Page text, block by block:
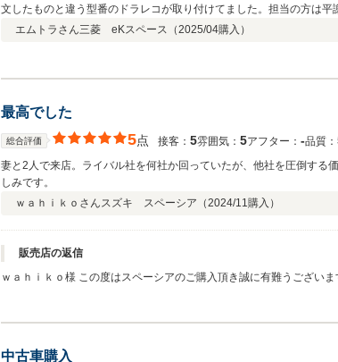
文したものと違う型番のドラレコが取り付けてました。担当の方は平
エムトラさん三菱 eKスペース（2025/04購入）
最高でした
総合評価 5点 接客： 5雰囲気： 5アフター： ‐品質：
妻と2人で来店。ライバル社を何社か回っていたが、他社を圧倒する
しみです。
ｗａｈｉｋｏさんスズキ スペーシア（2024/11購入）
販売店の返信
ｗａｈｉｋｏ様 この度はスペーシアのご購入頂き誠に有難うござい
中古車購入